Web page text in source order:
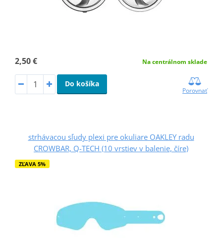
2,50 € Na centrálnom sklade
Do košíka
Porovnať
strhávacou sľudy plexi pre okuliare OAKLEY radu
CROWBAR, Q-TECH (10 vrstiev v balenie, číre)
ZĽAVA 5%